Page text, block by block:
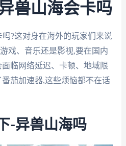
兽山海会卡吗
?这对身在海外的玩家们来说
戏、音乐还是影视,要在国内
临网络延迟、卡顿、地域限
茄加速器,这些烦恼都不在话
-异兽山海吗